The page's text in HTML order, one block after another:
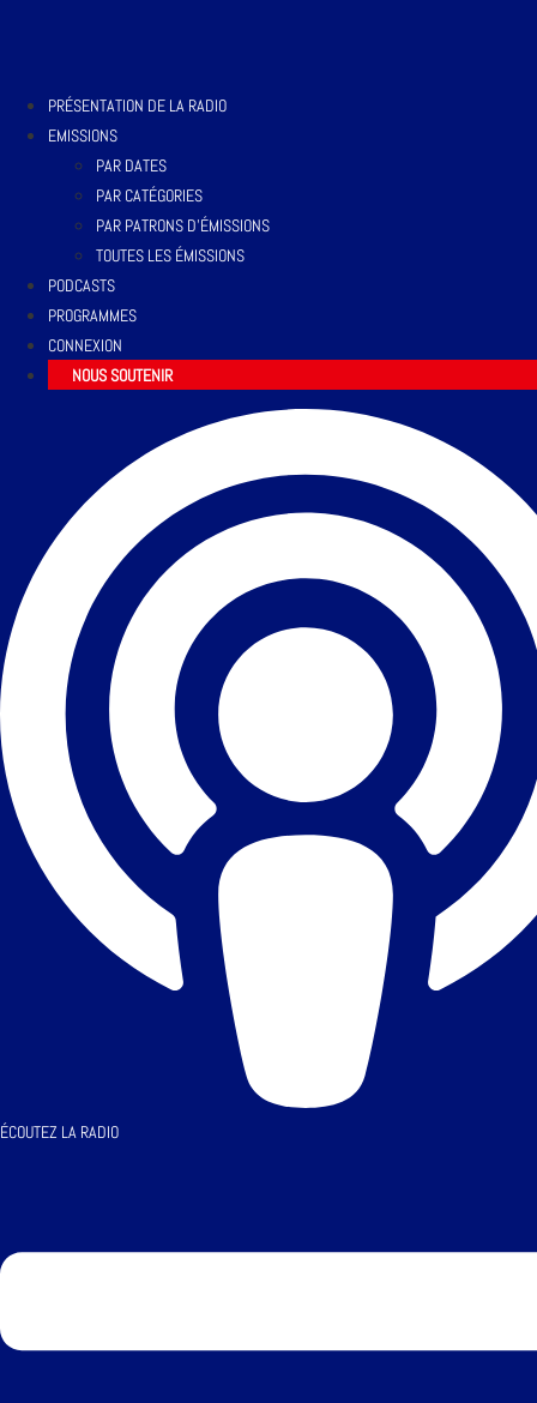
PRÉSENTATION DE LA RADIO
EMISSIONS
PAR DATES
PAR CATÉGORIES
PAR PATRONS D’ÉMISSIONS
TOUTES LES ÉMISSIONS
PODCASTS
PROGRAMMES
CONNEXION
NOUS SOUTENIR
ÉCOUTEZ LA RADIO